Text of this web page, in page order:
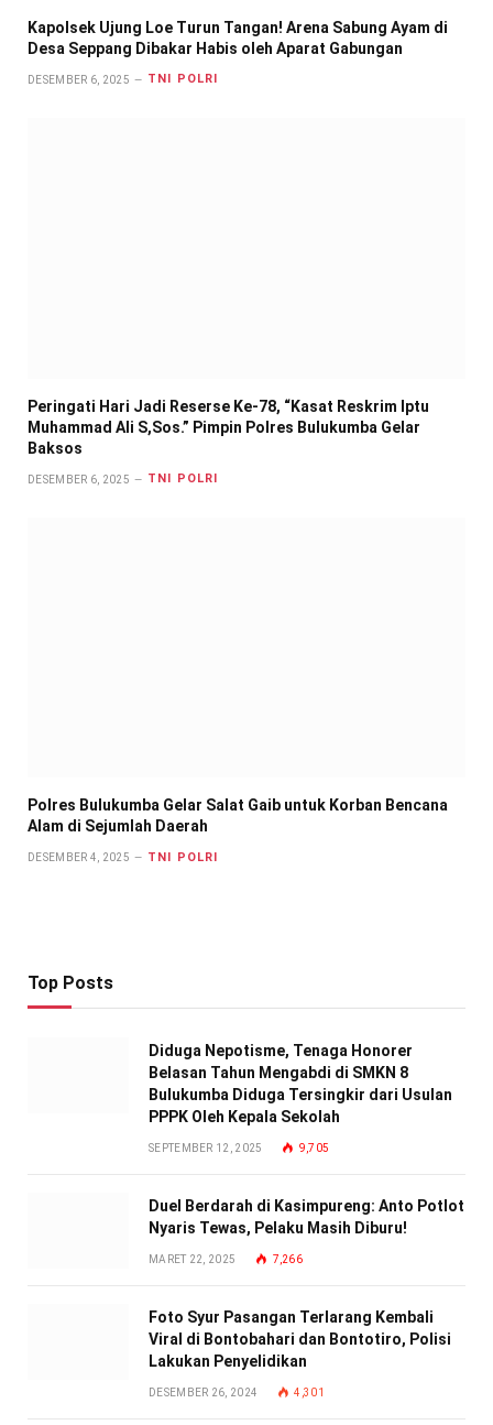
Kapolsek Ujung Loe Turun Tangan! Arena Sabung Ayam di
Desa Seppang Dibakar Habis oleh Aparat Gabungan
DESEMBER 6, 2025 TNI POLRI
Peringati Hari Jadi Reserse Ke-78, “Kasat Reskrim Iptu
Muhammad Ali S,Sos.” Pimpin Polres Bulukumba Gelar
Baksos
DESEMBER 6, 2025 TNI POLRI
Polres Bulukumba Gelar Salat Gaib untuk Korban Bencana
Alam di Sejumlah Daerah
DESEMBER 4, 2025 TNI POLRI
Top Posts
Diduga Nepotisme, Tenaga Honorer
Belasan Tahun Mengabdi di SMKN 8
Bulukumba Diduga Tersingkir dari Usulan
PPPK Oleh Kepala Sekolah
SEPTEMBER 12, 2025 9,705
Duel Berdarah di Kasimpureng: Anto Potlot
Nyaris Tewas, Pelaku Masih Diburu!
MARET 22, 2025 7,266
Foto Syur Pasangan Terlarang Kembali
Viral di Bontobahari dan Bontotiro, Polisi
Lakukan Penyelidikan
DESEMBER 26, 2024 4,301